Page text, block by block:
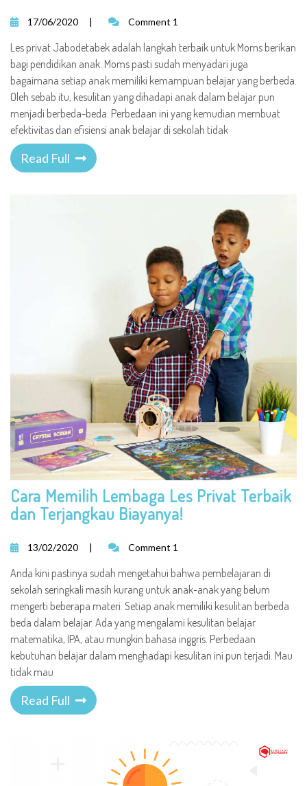
17/06/2020 | Comment 1
Les privat Jabodetabek adalah langkah terbaik untuk Moms berikan
bagi pendidikan anak. Moms pasti sudah menyadari juga
bagaimana setiap anak memiliki kemampuan belajar yang berbeda.
Oleh sebab itu, kesulitan yang dihadapi anak dalam belajar pun
menjadi berbeda-beda. Perbedaan ini yang kemudian membuat
efektivitas dan efisiensi anak belajar di sekolah tidak
Read Full
Cara Memilih Lembaga Les Privat Terbaik
dan Terjangkau Biayanya!
13/02/2020 Comment 1
Anda kini pastinya sudah mengetahui bahwa pembelajaran di
sekolah seringkali masih kurang untuk anak-anak yang belum
mengerti beberapa materi. Setiap anak memiliki kesulitan berbeda
beda dalam belajar. Ada yang mengalami kesulitan belajar
matematika, IPA, atau mungkin bahasa inggris. Perbedaan
kebutuhan belajar dalam menghadapi kesulitan ini pun terjadi. Mau
tidak mau
Read Full